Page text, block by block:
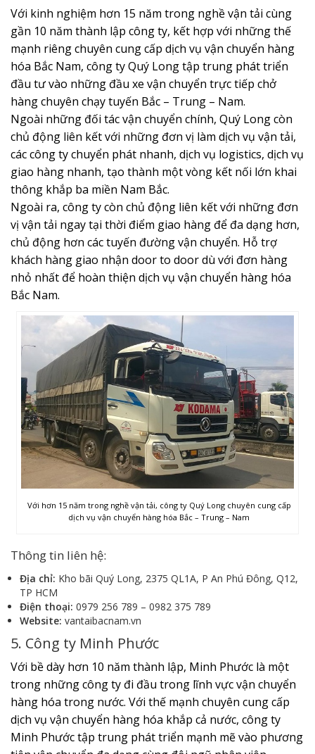
Với kinh nghiệm hơn 15 năm trong nghề vận tải cùng
gần 10 năm thành lập công ty, kết hợp với những thế
mạnh riêng chuyên cung cấp dịch vụ vận chuyển hàng
hóa Bắc Nam, công ty Quý Long tập trung phát triển
đầu tư vào những đầu xe vận chuyển trực tiếp chở
hàng chuyên chạy tuyến Bắc – Trung – Nam.
Ngoài những đối tác vận chuyển chính, Quý Long còn
chủ động liên kết với những đơn vị làm dịch vụ vận tải,
các công ty chuyển phát nhanh, dịch vụ logistics, dịch vụ
giao hàng nhanh, tạo thành một vòng kết nối lớn khai
thông khắp ba miền Nam Bắc.
Ngoài ra, công ty còn chủ động liên kết với những đơn
vị vận tải ngay tại thời điểm giao hàng để đa dạng hơn,
chủ động hơn các tuyến đường vận chuyển. Hỗ trợ
khách hàng giao nhận door to door dù với đơn hàng
nhỏ nhất để hoàn thiện dịch vụ vận chuyển hàng hóa
Bắc Nam.
Với hơn 15 năm trong nghề vận tải, công ty Quý Long chuyên cung cấp
dịch vụ vận chuyển hàng hóa Bắc – Trung – Nam
Thông tin liên hệ:
Địa chỉ: Kho bãi Quý Long, 2375 QL1A, P An Phú Đông, Q12,
TP HCM
Điện thoại: 0979 256 789 – 0982 375 789
Website: vantaibacnam.vn
5. Công ty Minh Phước
Với bề dày hơn 10 năm thành lập, Minh Phước là một
trong những công ty đi đầu trong lĩnh vực vận chuyển
hàng hóa trong nước. Với thế mạnh chuyên cung cấp
dịch vụ vận chuyển hàng hóa khắp cả nước, công ty
Minh Phước tập trung phát triển mạnh mẽ vào phương